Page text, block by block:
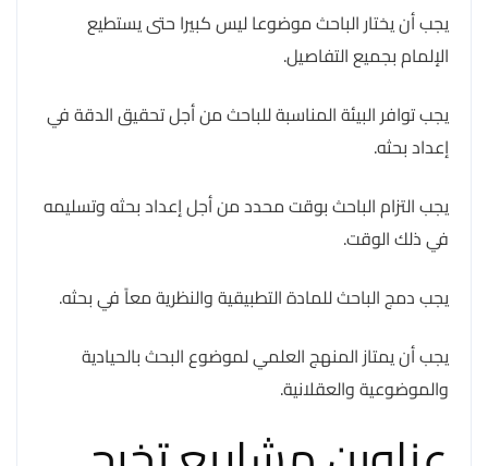
يجب أن يختار الباحث موضوعا ليس كبيرا حتى يستطيع
الإلمام بجميع التفاصيل.
يجب توافر البيئة المناسبة للباحث من أجل تحقيق الدقة في
إعداد بحثه.
يجب التزام الباحث بوقت محدد من أجل إعداد بحثه وتسليمه
في ذلك الوقت.
يجب دمج الباحث للمادة التطبيقية والنظرية معاً في بحثه.
يجب أن يمتاز المنهج العلمي لموضوع البحث بالحيادية
والموضوعية والعقلانية.